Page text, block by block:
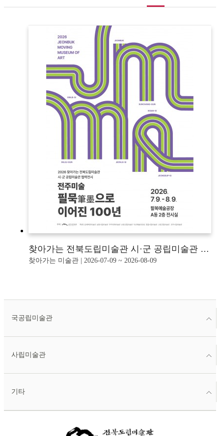
찾아가는 전북도립미술관 시·군 공립미술관 협력전시 《전주미술: 필묵筆墨으로 이어진 100년》展
찾아가는 미술관 | 2026-07-09 ~ 2026-08-09
국공립미술관
사립미술관
기타